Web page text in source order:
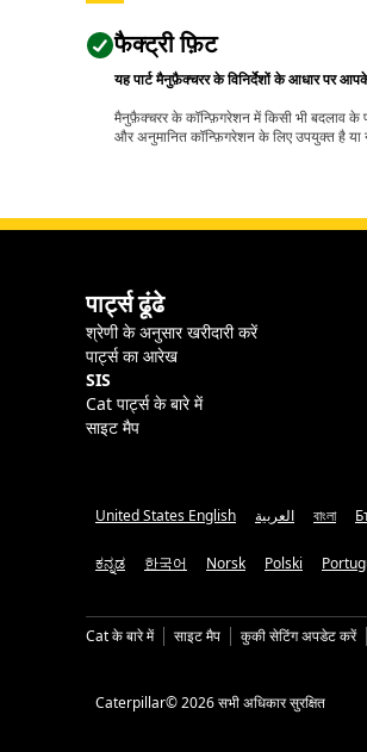
फैक्ट्री फ़िट
यह पार्ट मैनुफ़ैक्चरर के विनिर्देशों के आधार पर
मैनुफ़ैक्चरर के कॉन्फ़िगरेशन में किसी भी बदलाव
और अनुमानित कॉन्फ़िगरेशन के लिए उपयुक्त है या
पार्ट्स ढूंढे
श्रेणी के अनुसार खरीदारी करें
पार्ट्स का आरेख
SIS
Cat पार्ट्स के बारे में
साइट मैप
United States English العربية বাংলা
ಕನ್ನಡ 한국어 Norsk Polski
Cat के बारे में साइट मैप कुकी सेटिंग अपडेट करें
Caterpillar© 2026 सभी अधिकार सुरक्षित